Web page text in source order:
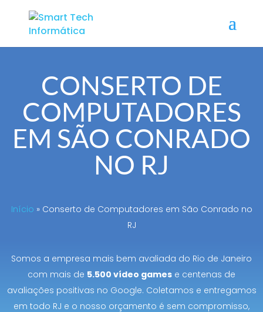
CONSERTO DE
COMPUTADORES
EM SÃO CONRADO
NO RJ
Início » Conserto de Computadores em São Conrado no
RJ
Somos a empresa mais bem avaliada do Rio de Janeiro
com mais de 5.500 vídeo games e centenas de
avaliações positivas no Google. Coletamos e entregamos
em todo RJ e o nosso orçamento é sem compromisso,